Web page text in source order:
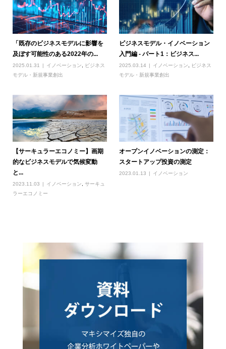
「既存のビジネスモデルに影響を
及ぼす可能性のある2022年の...
2025.01.31 イノベーション
ビジネス
モデル・新規事業創出
ビジネスモデル・イノベーション
入門編 - パート1：ビジネス...
2025.03.14 イノベーション
ビジネス
モデル・新規事業創出
【サーキュラーエコノミー】画期
的なビジネスモデルで気候変動
と...
2023.11.03 イノベーション
サーキュ
ラーエコノミー
オープンイノベーションの測定：
スタートアップ投資の測定
2023.01.13 イノベーション